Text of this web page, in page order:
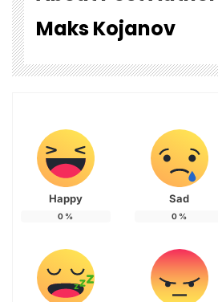
Maks Kojanov
Happy
0 %
Sad
0 %